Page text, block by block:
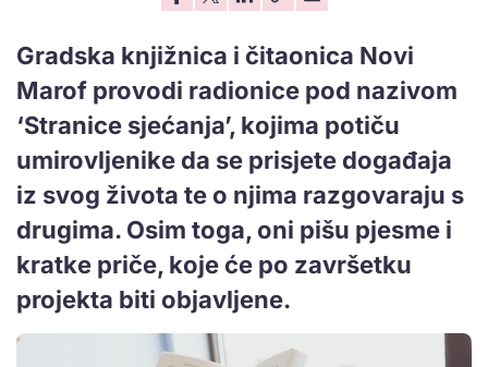
Gradska knjižnica i čitaonica Novi
Marof provodi radionice pod nazivom
‘Stranice sjećanja’, kojima potiču
umirovljenike da se prisjete događaja
iz svog života te o njima razgovaraju s
drugima. Osim toga, oni pišu pjesme i
kratke priče, koje će po završetku
projekta biti objavljene.